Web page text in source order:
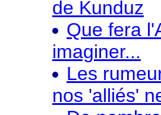
de Kunduz
Que fera
imaginer...
Les
nos 'alliés'